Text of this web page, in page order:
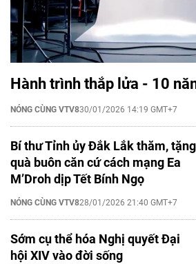
Hành trình thắp lửa - 10
NÓNG CÙNG VTV830/01/2026 14:19 GMT+7
Bí thư Tỉnh ủy Đắk Lắk thăm, tặng
quà buôn căn cứ cách mạng Ea
M’Droh dịp Tết Bính Ngọ
NÓNG CÙNG VTV828/01/2026 21:40 GMT+7
Sớm cụ thể hóa Nghị quyết Đại
hội XIV vào đời sống